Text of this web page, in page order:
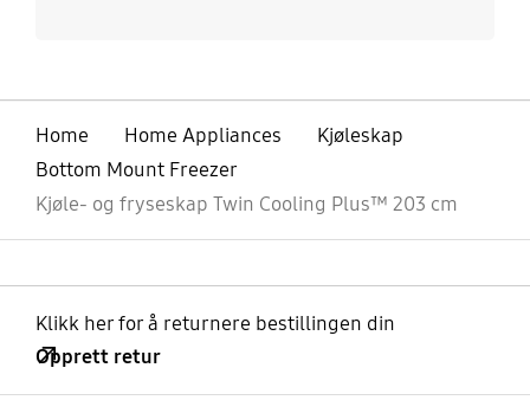
Home Home Appliances
Kjøleskap
Bottom Mount Freezer
Kjøle- og fryseskap Twin Cooling Plus™ 203 cm
Klikk her for å returnere bestillingen din
Opprett retur